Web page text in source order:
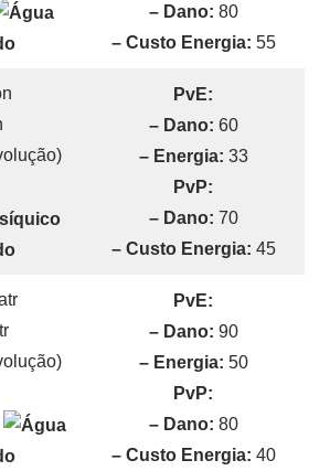
– Dano: 80
– Custo Energia: 55
PvE:
– Dano: 60
– Energia: 33
PvP:
– Dano: 70
– Custo Energia: 45
PvE:
– Dano: 90
– Energia: 50
PvP:
– Dano: 80
– Custo Energia: 40